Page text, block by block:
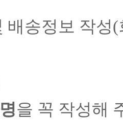
배송정보 작성
을 꼭 작성해